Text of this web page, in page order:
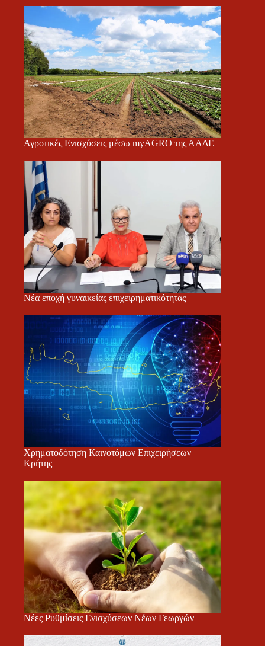
Αγροτικές Ενισχύσεις μέσω myAGRO της ΑΑΔΕ
Νέα εποχή γυναικείας επιχειρηματικότητας
Χρηματοδότηση Καινοτόμων Επιχειρήσεων
Κρήτης
Νέες Ρυθμίσεις Ενισχύσεων Νέων Γεωργών